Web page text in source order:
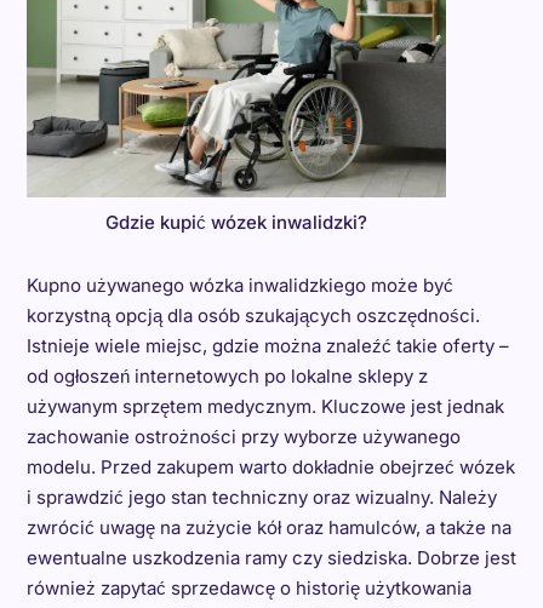
Gdzie kupić wózek inwalidzki?
Kupno używanego wózka inwalidzkiego może być
korzystną opcją dla osób szukających oszczędności.
Istnieje wiele miejsc, gdzie można znaleźć takie oferty –
od ogłoszeń internetowych po lokalne sklepy z
używanym sprzętem medycznym. Kluczowe jest jednak
zachowanie ostrożności przy wyborze używanego
modelu. Przed zakupem warto dokładnie obejrzeć wózek
i sprawdzić jego stan techniczny oraz wizualny. Należy
zwrócić uwagę na zużycie kół oraz hamulców, a także na
ewentualne uszkodzenia ramy czy siedziska. Dobrze jest
również zapytać sprzedawcę o historię użytkowania